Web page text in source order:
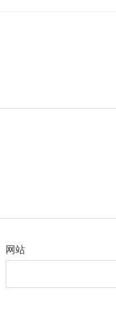
网站